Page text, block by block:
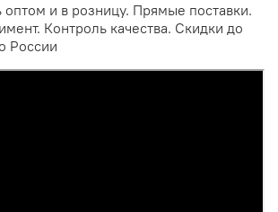
оптом и в розницу. Прямые поставки.
Контроль качества. Скидки до
России